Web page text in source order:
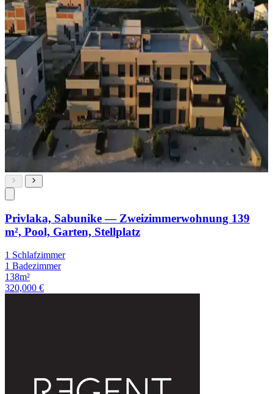
Privlaka, Sabunike — Zweizimmerwohnung 139
m², Pool, Garten, Stellplatz
1 Schlafzimmer
1 Badezimmer
138m²
320,000 €